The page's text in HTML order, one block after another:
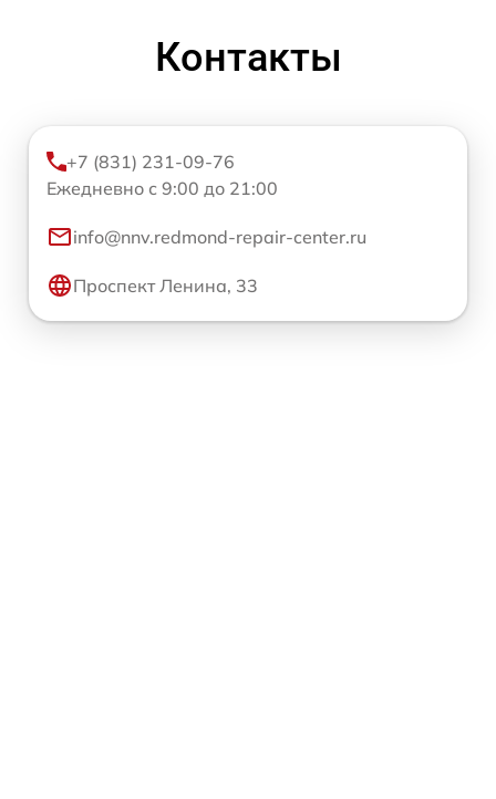
Контакты
+7 (831) 231-09-76
Ежедневно с 9:00 до 21:00
info@nnv.redmond-repair-center.ru
Проспект Ленина, 33